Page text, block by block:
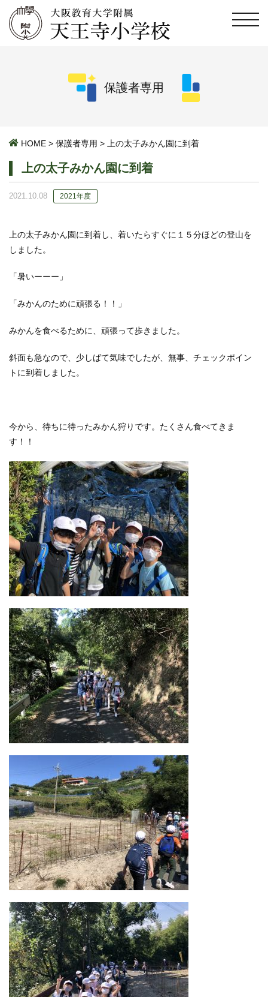
保護者専用
HOME > 保護者専用 > 上の太子みかん園に到着
上の太子みかん園に到着
2021.10.08 2021年度
上の太子みかん園に到着し、着いたらすぐに１５分ほどの登山を
しました。
「暑いーーー」
「みかんのために頑張る！！」
みかんを食べるために、頑張って歩きました。
斜面も急なので、少しばて気味でしたが、無事、チェックポイン
トに到着しました。
今から、待ちに待ったみかん狩りです。たくさん食べてきま
す！！